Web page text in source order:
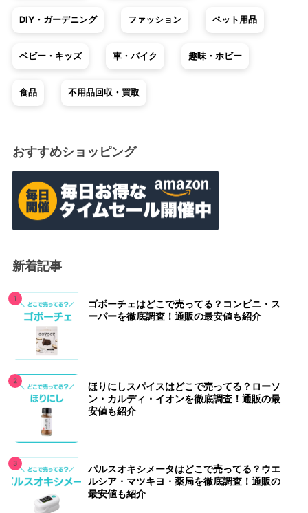
DIY・ガーデニング ファッション ペット用品
ベビー・キッズ 車・バイク 趣味・ホビー
食品 不用品回収・買取
おすすめショッピング
新着記事
ゴボーチェはどこで売ってる？コンビニ・ス
ーパーを徹底調査！通販の最安値も紹介
ほりにしスパイスはどこで売ってる？ローソ
ン・カルディ・イオンを徹底調査！通販の最
安値も紹介
パルスオキシメータはどこで売ってる？ウエ
ルシア・マツキヨ・薬局を徹底調査！通販の
最安値も紹介